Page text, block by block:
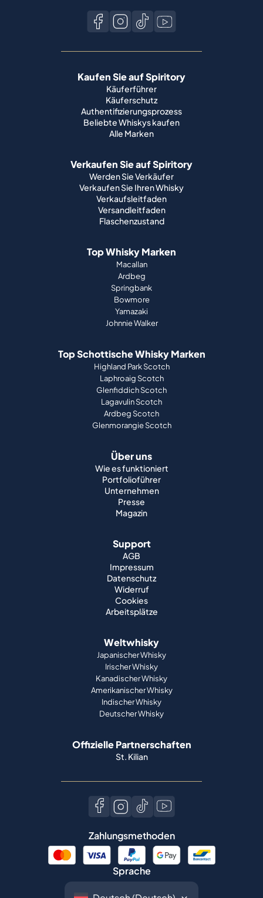
Kaufen Sie auf Spiritory
Käuferführer
Käuferschutz
Authentifizierungsprozess
Beliebte Whiskys kaufen
Alle Marken
Verkaufen Sie auf Spiritory
Werden Sie Verkäufer
Verkaufen Sie Ihren Whisky
Verkaufsleitfaden
Versandleitfaden
Flaschenzustand
Top Whisky Marken
Macallan
Ardbeg
Springbank
Bowmore
Yamazaki
Johnnie Walker
Top Schottische Whisky Marken
Highland Park Scotch
Laphroaig Scotch
Glenfiddich Scotch
Lagavulin Scotch
Ardbeg Scotch
Glenmorangie Scotch
Über uns
Wie es funktioniert
Portfolioführer
Unternehmen
Presse
Magazin
Support
AGB
Impressum
Datenschutz
Widerruf
Cookies
Arbeitsplätze
Weltwhisky
Japanischer Whisky
Irischer Whisky
Kanadischer Whisky
Amerikanischer Whisky
Indischer Whisky
Deutscher Whisky
Offizielle Partnerschaften
St. Kilian
Zahlungsmethoden
Sprache